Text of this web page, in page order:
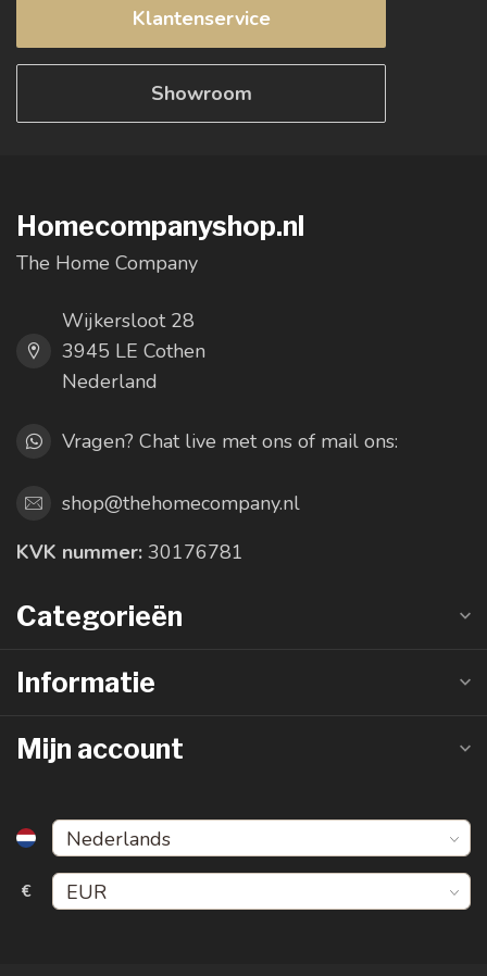
Klantenservice
Showroom
Homecompanyshop.nl
The Home Company
Wijkersloot 28
3945 LE Cothen
Nederland
Vragen? Chat live met ons of mail ons:
shop@thehomecompany.nl
KVK nummer: 30176781
Categorieën
Informatie
Mijn account
€